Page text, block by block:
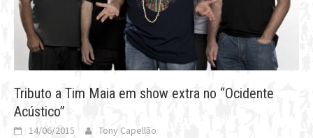
Tributo a Tim Maia em show extra no “Ocidente
Acústico”
14/06/2015 Tony Capellão